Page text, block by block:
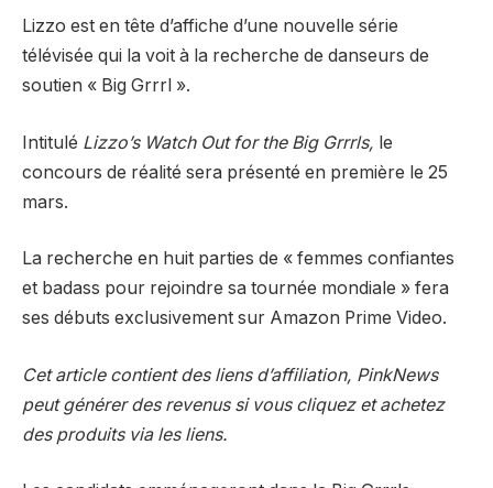
Lizzo est en tête d’affiche d’une nouvelle série
télévisée qui la voit à la recherche de danseurs de
soutien « Big Grrrl ».
Intitulé Lizzo’s Watch Out for the Big Grrrls, le
concours de réalité sera présenté en première le 25
mars.
La recherche en huit parties de « femmes confiantes
et badass pour rejoindre sa tournée mondiale » fera
ses débuts exclusivement sur Amazon Prime Video.
Cet article contient des liens d’affiliation, PinkNews
peut générer des revenus si vous cliquez et achetez
des produits via les liens.